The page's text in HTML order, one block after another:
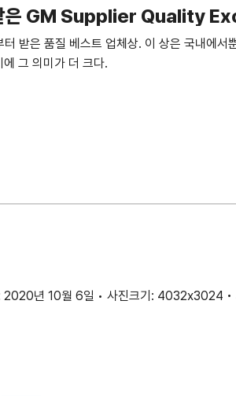
은 GM Supplier Quality
받은 품질 베스트 업체상. 이 상은 국내에서
그 의미가 더 크다.
2020년 10월 6일 • 사진크기: 4032x3024 •